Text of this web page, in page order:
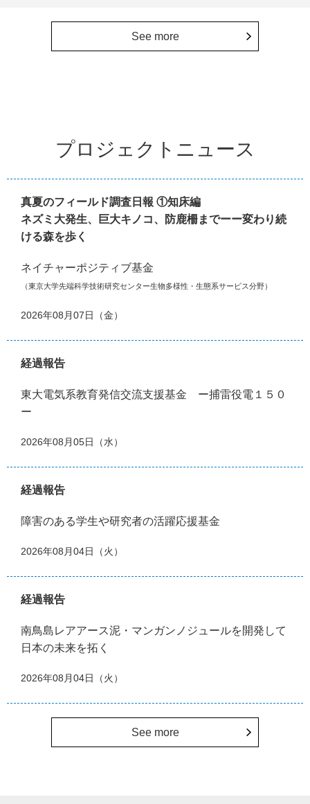
See more
プロジェクトニュース
真夏のフィールド調査日報 ①知床編
ネズミ大発生、巨大キノコ、防鹿柵までーー変わり続
ける森を歩く
ネイチャーポジティブ基金
（東京大学先端科学技術研究センター生物多様性・生態系サービス分野）
2026年08月07日（金）
経過報告
東大電気系教育発信交流支援基金 ー捕雷役電１５０
ー
2026年08月05日（水）
経過報告
障害のある学生や研究者の活躍応援基金
2026年08月04日（火）
経過報告
南鳥島レアアース泥・マンガンノジュールを開発して
日本の未来を拓く
2026年08月04日（火）
See more